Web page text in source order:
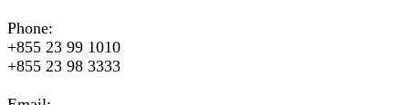
Phone:
+855 23 99 1010
+855 23 98 3333